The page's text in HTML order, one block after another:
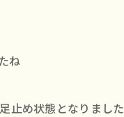
ね
止め状態となりました